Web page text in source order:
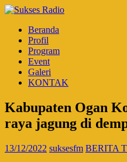
Beranda
Profil
Program
Event
Galeri
KONTAK
Kabupaten Ogan
raya jagung di
13/12/2022 suksesfm BERITA